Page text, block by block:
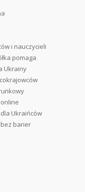
i nauczycieli
pomaga
Ukrainy
Ukraińców
barier